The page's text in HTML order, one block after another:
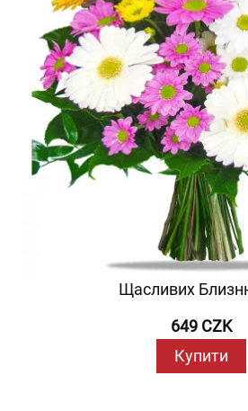
Щасливих
649 CZK
Купити